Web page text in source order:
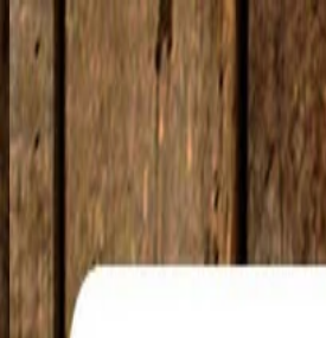
To-Connec-TO
ログイン
カスタマーレビュー 宅配食の
ブランド： シニアライフクリエイト
シニアライフクリエイ
1 / 9